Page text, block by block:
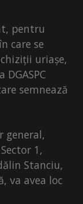
pentru
care se
uriașe,
semnează
general,
1,
Stanciu,
va avea loc